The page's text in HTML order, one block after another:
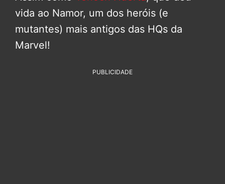
vida ao Namor, um dos heróis (e
mutantes) mais antigos das HQs da
Marvel!
PUBLICIDADE